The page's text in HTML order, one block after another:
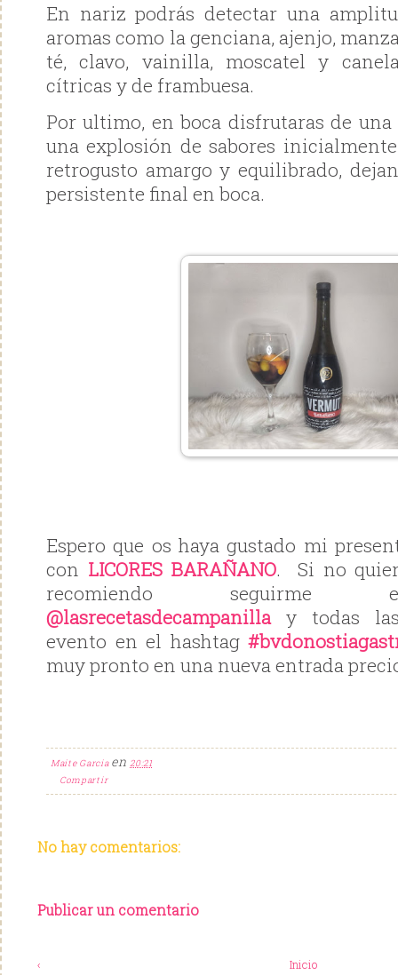
En nariz podrás detectar una
aromas como la genciana, ajenjo,
té, clavo, vainilla, moscatel y
cítricas y de frambuesa.
Por ultimo, en boca disfrutaras de
una explosión de sabores
retrogusto amargo y equilibrado,
persistente final en boca.
Espero que os haya gustado mi
con LICORES BARAÑANO. Si no
recomiendo seguirme
@lasrecetasdecampanillay todas las
evento en el hashtag
muy pronto en una nueva entrada
Maite Garcia en20:21
Compartir
No hay comentarios:
Publicar un comentario
‹
Inicio